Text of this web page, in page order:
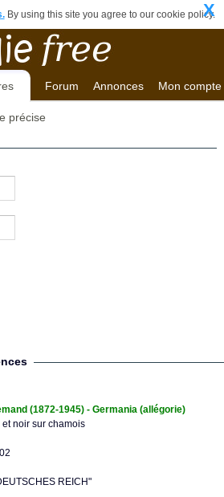
By using this site you agree to our cookie policy.
X
Forum Annonces Mon compte
précise
(1872-1945) - Germania (allégorie)
noir sur chamois
REICH"